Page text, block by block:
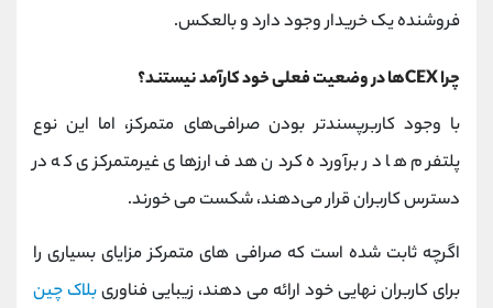
فروشنده یک خریدار وجود دارد و بالعکس.
چرا CEXها در وضعیت فعلی خود کارآمد نیستند؟
با وجود کاربرپسندتر بودن صرافی‌های متمرکز، اما این نوع
پلتفرم ها در برآورده کردن هدف ارزهای غیرمتمرکزی که در
دسترس کاربران قرار می‌دهند، شکست می خورند.
اگرچه ثابت شده است که صرافی های متمرکز مزایای بسیاری را
برای کاربران نهایی خود ارائه می دهند، زیبایی فناوریبلاک چین